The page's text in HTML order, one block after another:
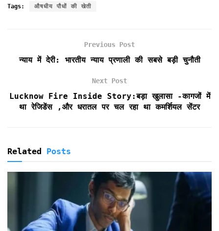
c
k
i
a
a
p
i
r
i
n
d
l
Tags: औषधीय पौधों की खेती
Previous Post
न्याय में देरी: भारतीय न्याय प्रणाली की सबसे बड़ी चुनौती
Next Post
Lucknow Fire Inside Story:बड़ा खुलासा -कागजों में
था रेजिडेंस ,और धरातल पर चल रहा था कमर्शियल सेंटर
Related Posts